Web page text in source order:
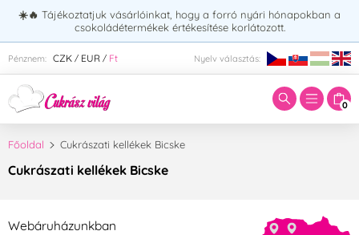
☀️🔥 Tájékoztatjuk vásárlóinkat, hogy a forró nyári hónapokban a
csokoládétermékek értékesítése korlátozott.
Pénznem: CZK / EUR / Ft Nyelv választás:
0
Adja meg a keresett kifejezést:
Főoldal Cukrászati kellékek Bicske
Cukrászati kellékek Bicske
Webáruházunkban